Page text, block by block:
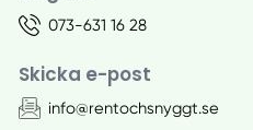
073-631 16 28
Skicka e-post
info@rentochsnyggt.se